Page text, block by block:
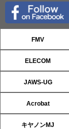
FMV
ELECOM
JAWS-UG
Acrobat
キヤノンMJ